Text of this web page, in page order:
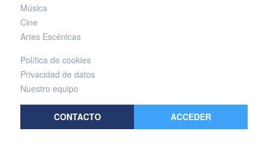
Música
Cine
Artes Escénicas
Política de cookies
Privacidad de datos
Nuestro equipo
CONTACTO ACCEDER